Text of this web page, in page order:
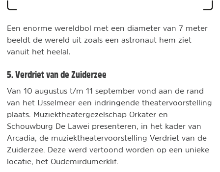
Een enorme wereldbol met een diameter van 7 meter
beeldt de wereld uit zoals een astronaut hem ziet
vanuit het heelal.
5. Verdriet van de Zuiderzee
Van 10 augustus t/m 11 september vond aan de rand
van het IJsselmeer een indringende theatervoorstelling
plaats. Muziektheatergezelschap Orkater en
Schouwburg De Lawei presenteren, in het kader van
Arcadia, de muziektheatervoorstelling Verdriet van de
Zuiderzee. Deze werd vertoond worden op een unieke
locatie, het Oudemirdumerklif.